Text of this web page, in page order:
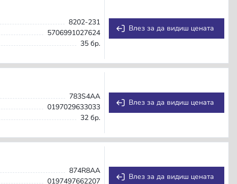
8202-231
5706991027624
35 бр.
Влез за да видиш цената
783S4AA
0197029633033
32 бр.
Влез за да видиш цената
874R8AA
0197497662207 Влез за да видиш цената